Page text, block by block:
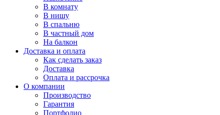
В комнату
В нишу
В спальню
В частный дом
На балкон
Доставка и оплата
Как сделать заказ
Доставка
Оплата и рассрочка
О компании
Производство
Гарантия
Портфолио